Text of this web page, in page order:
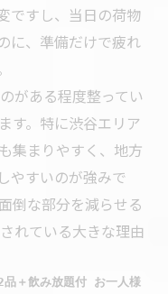
ですし、当日の荷物
に、準備だけで疲れ
がある程度整ってい
す。特に渋谷エリア
集まりやすく、地方
やすいのが強みで
倒な部分を減らせる
れている大きな理由
＋飲み放題付 お一人様